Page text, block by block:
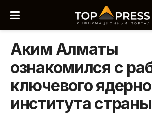
Аким Алматы
ознакомился с
ключевого
института страны